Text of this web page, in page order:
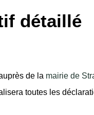
détaillé
de la mairie de
toutes les